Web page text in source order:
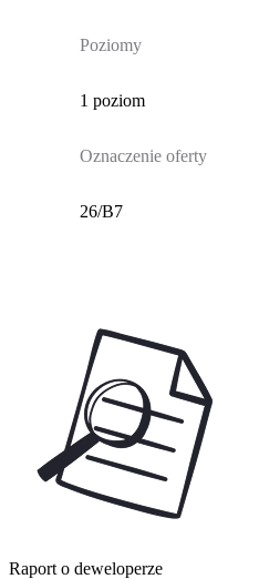
Poziomy
1 poziom
Oznaczenie oferty
26/B7
Raport o deweloperze